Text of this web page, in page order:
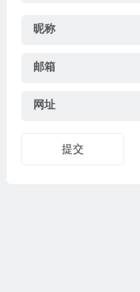
昵称
邮箱
网址
提交